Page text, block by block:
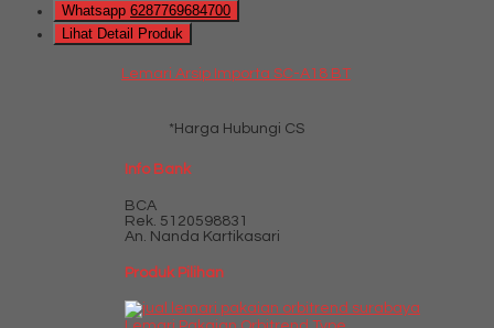
Whatsapp 6287769684700
Lihat Detail Produk
Lemari Arsip Importa SC-A18 BT
*Harga Hubungi CS
Info Bank
BCA
Rek. 5120598831
An. Nanda Kartikasari
Produk Pilihan